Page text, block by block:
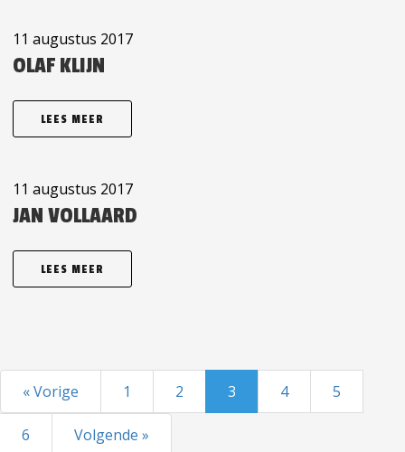
11 augustus 2017
OLAF KLIJN
LEES MEER
11 augustus 2017
JAN VOLLAARD
LEES MEER
« Vorige 1 2 3 4 5
6 Volgende »